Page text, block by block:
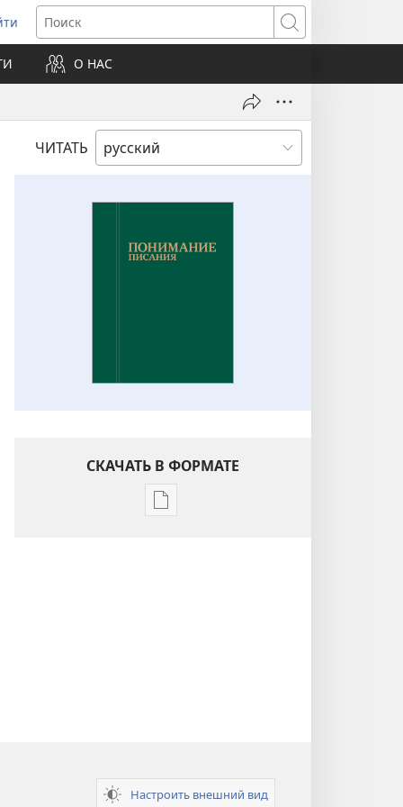
Поиск
О НАС
ЧИТАТЬ
СКАЧАТЬ В ФОРМАТЕ
Варианты
Настроить внешний вид